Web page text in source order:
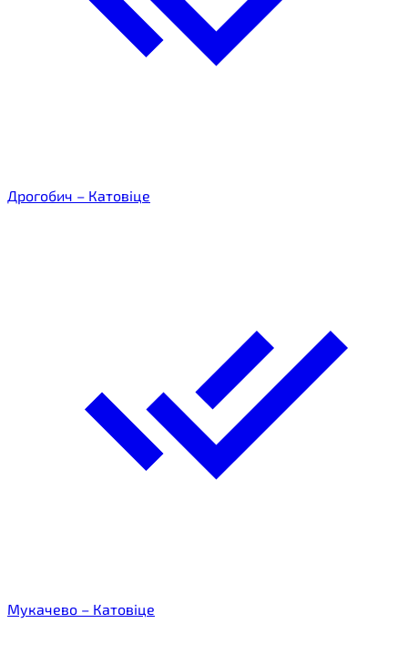
Дрогобич – Катовіце
Мукачево – Катовіце